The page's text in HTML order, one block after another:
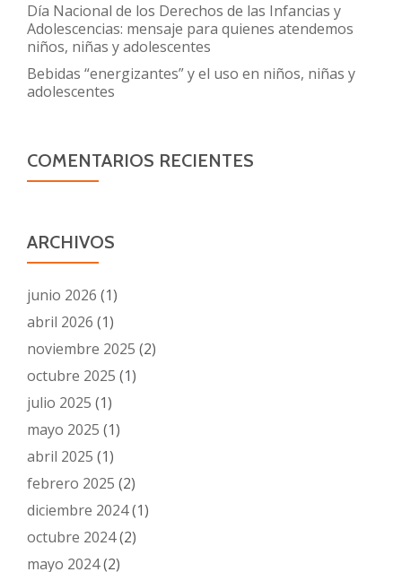
Día Nacional de los Derechos de las Infancias y
Adolescencias: mensaje para quienes atendemos
niños, niñas y adolescentes
Bebidas “energizantes” y el uso en niños, niñas y
adolescentes
COMENTARIOS RECIENTES
ARCHIVOS
junio 2026 (1)
abril 2026 (1)
noviembre 2025 (2)
octubre 2025 (1)
julio 2025 (1)
mayo 2025 (1)
abril 2025 (1)
febrero 2025 (2)
diciembre 2024(1)
octubre 2024(2)
mayo 2024(2)